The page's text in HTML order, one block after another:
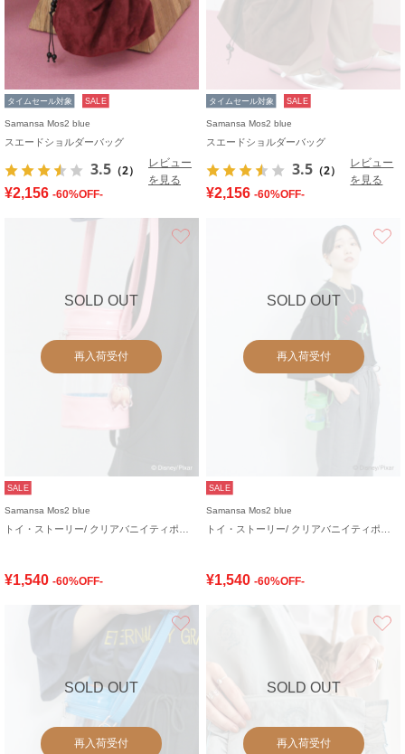
タイムセール対象 SALE
Samansa Mos2 blue
スエードショルダーバッグ
3.5 （2）
レビュー
を見る
¥2,156 -60%OFF-
タイムセール対象 SALE
Samansa Mos2 blue
スエードショルダーバッグ
3.5 （2）
レビュー
を見る
¥2,156 -60%OFF-
SOLD OUT
再入荷受付
SALE
Samansa Mos2 blue
¥1,540 -60%OFF-
SOLD OUT
再入荷受付
SALE
Samansa Mos2 blue
¥1,540 -60%OFF-
SOLD OUT
再入荷受付
SOLD OUT
再入荷受付